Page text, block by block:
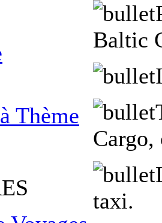
Baltic
Cargo,
taxi.